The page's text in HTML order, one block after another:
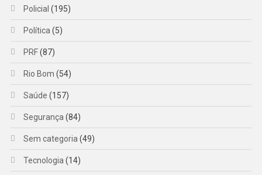
Policial (195)
Política (5)
PRF(87)
Rio Bom (54)
Saúde (157)
Segurança (84)
Sem categoria (49)
Tecnologia (14)